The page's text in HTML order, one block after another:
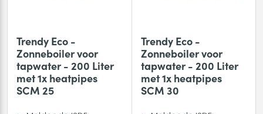
Trendy Eco -
Zonneboiler voor
tapwater - 200 Liter
met 1x heatpipes
SCM 25
Trendy Eco -
Zonneboiler voor
tapwater - 200 Liter
met 1x heatpipes
SCM 30